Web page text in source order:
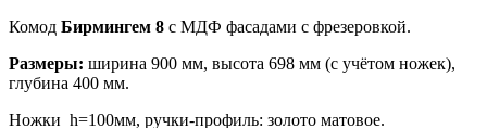
Комод Бирмингем 8 с МДФ фасадами с фрезеровкой.
Размеры: ширина 900 мм, высота 698 мм (с учётом ножек),
глубина 400 мм.
Ножки h=100мм, ручки-профиль: золото матовое.